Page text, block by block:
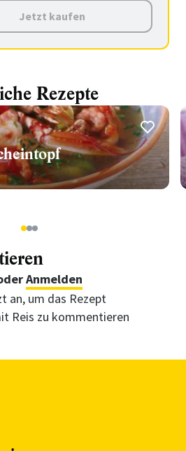
Jetzt kaufen
Rezepte
123
Anmelden
an, um das Rezept
Reis zu kommentieren